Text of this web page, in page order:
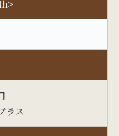
ラス